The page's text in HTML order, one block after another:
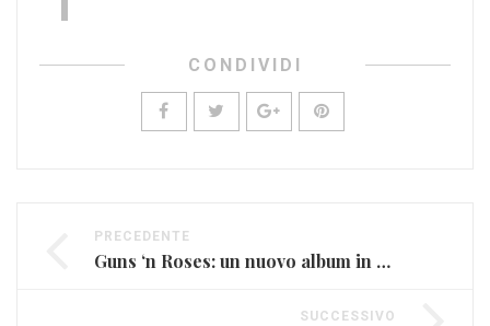
CONDIVIDI
PRECEDENTE
Guns ‘n Roses: un nuovo album in arrivo?
SUCCESSIVO